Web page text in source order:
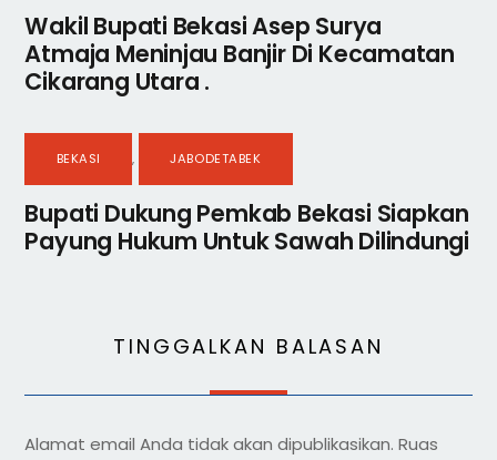
Wakil Bupati Bekasi Asep Surya
Atmaja Meninjau Banjir Di Kecamatan
Cikarang Utara .
BEKASI , JABODETABEK
Bupati Dukung Pemkab Bekasi Siapkan
Payung Hukum Untuk Sawah Dilindungi
TINGGALKAN BALASAN
Alamat email Anda tidak akan dipublikasikan. Ruas